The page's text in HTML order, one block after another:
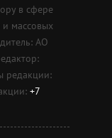
в сфере
массовых
АО
редакции:
+7